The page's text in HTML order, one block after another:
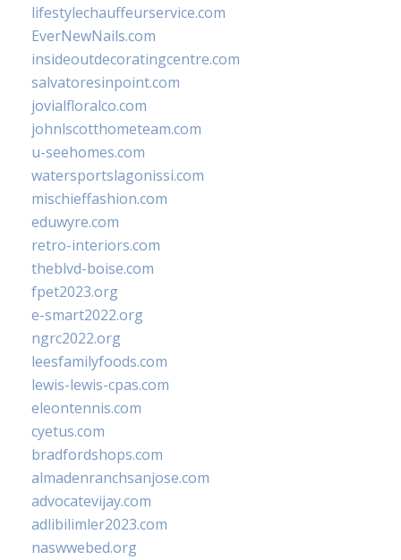
lifestylechauffeurservice.com
EverNewNails.com
insideoutdecoratingcentre.com
salvatoresinpoint.com
jovialfloralco.com
johnlscotthometeam.com
u-seehomes.com
watersportslagonissi.com
mischieffashion.com
eduwyre.com
retro-interiors.com
theblvd-boise.com
fpet2023.org
e-smart2022.org
ngrc2022.org
leesfamilyfoods.com
lewis-lewis-cpas.com
eleontennis.com
cyetus.com
bradfordshops.com
almadenranchsanjose.com
advocatevijay.com
adlibilimler2023.com
naswwebed.org